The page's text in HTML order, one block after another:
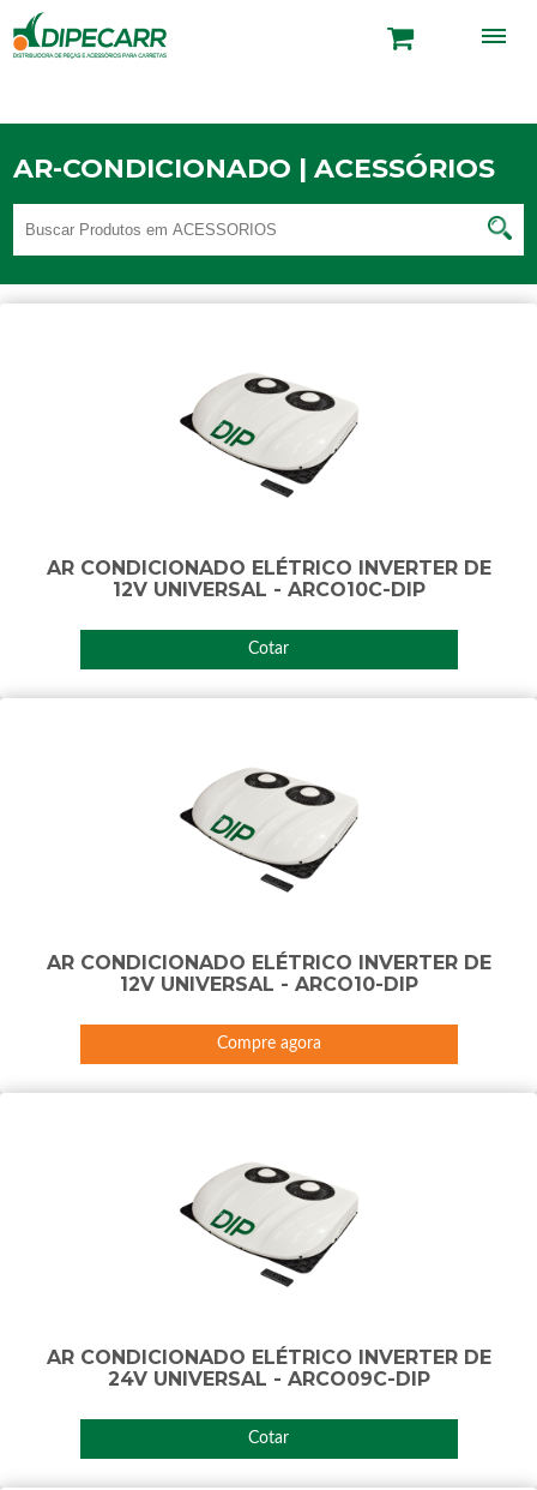
AR-CONDICIONADO | ACESSÓRIOS
AR CONDICIONADO ELÉTRICO INVERTER DE
12V UNIVERSAL - ARCO10C-DIP
Cotar
AR CONDICIONADO ELÉTRICO INVERTER DE
12V UNIVERSAL - ARCO10-DIP
Compre agora
AR CONDICIONADO ELÉTRICO INVERTER DE
24V UNIVERSAL - ARCO09C-DIP
Cotar